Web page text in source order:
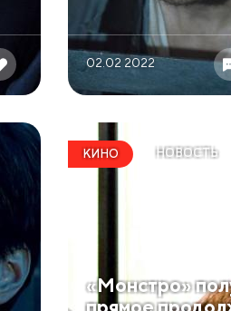
02.02 2022
КИНО НОВОСТЬ
«Монстро»